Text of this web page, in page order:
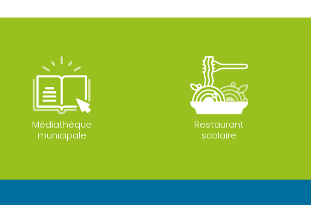
Médiathèque
municipale
Restaurant
scolaire